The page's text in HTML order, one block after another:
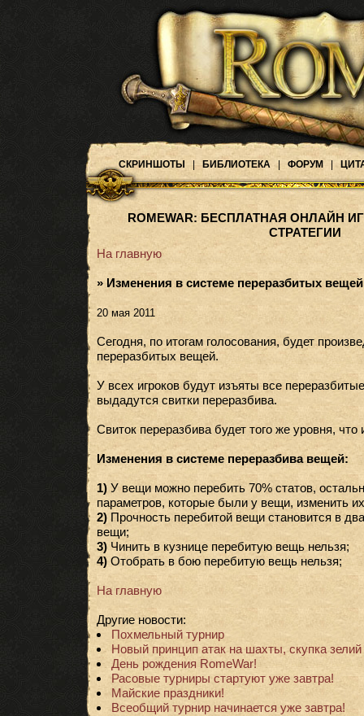
СКРИНШОТЫ БИБЛИОТЕКА ФОРУМ
ROMEWAR: БЕСПЛАТНАЯ ОНЛАЙН
СТРАТЕГИИ
На главную
» Изменения в системе переразбитых
20 мая 2011
Сегодня, по итогам голосования, будет
переразбитых вещей.
У всех игроков будут изъяты все
выдадутся свитки переразбива.
Свиток переразбива будет того же уровня,
Изменения в системе переразбива вещей:
1)У вещи можно перебить 70% статов,
параметров, которые были у вещи, изменить
2)Прочность перебитой вещи становится в
вещи;
3)Чинить в кузнице перебитую вещь нельзя;
4)Отобрать в бою перебитую вещь нельзя;
На главную
Другие новости:
Похмельный турнир
Новый принцип атак на шахты, скупка
День рождения RomeWar!
Расовые турниры стартуют уже завтра!
Майские праздники!
Всеобщий турнир начинается уже завтра!